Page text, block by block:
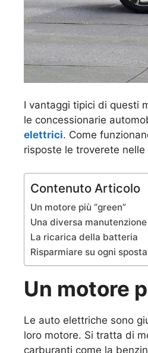
I vantaggi tipici di questi
le concessionarie
elettrici. Come
risposte le troverete nelle
Contenuto Articolo
Un motore più “green”
Una diversa manutenzione
La ricarica della batteria
Risparmiare su ogni
Un motore
Le auto elettriche sono
loro motore. Si tratta di
carburanti come la